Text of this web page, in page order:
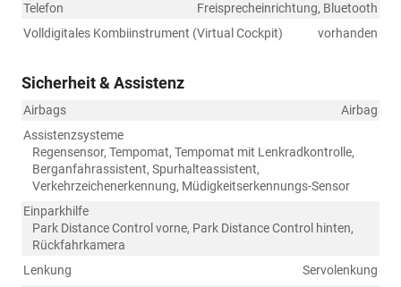
Telefon
Freisprecheinrichtung, Bluetooth
Volldigitales Kombiinstrument (Virtual Cockpit)
vorhanden
Sicherheit & Assistenz
Airbags
Airbag
Assistenzsysteme
Regensensor, Tempomat, Tempomat mit Lenkradkontrolle,
Berganfahrassistent, Spurhalteassistent,
Verkehrzeichenerkennung, Müdigkeitserkennungs-Sensor
Einparkhilfe
Park Distance Control vorne, Park Distance Control hinten,
Rückfahrkamera
Lenkung
Servolenkung